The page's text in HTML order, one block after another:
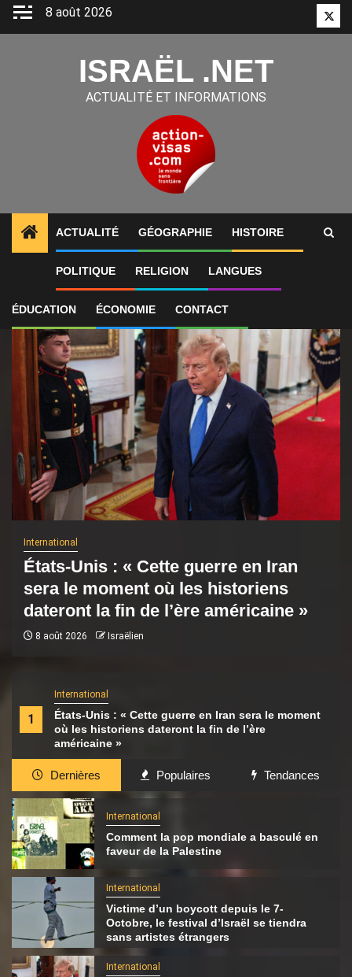
Aller
8 août 2026
ISRAËL .NET
ACTUALITÉ ET INFORMATIONS
ACTUALITÉ GÉOGRAPHIE HISTOIRE
POLITIQUE RELIGION LANGUES
ÉDUCATION ÉCONOMIE CONTACT
ALERTES INFO 1 États-Unis : « Cette guerre en
1
International
États-Unis : « Cette guerre en Iran sera le moment
où les historiens dateront la fin de l’ère
américaine »
International
États-Unis : « Cette guerre en Iran
sera le moment où les historiens
dateront la fin de l’ère américaine »
8 août 2026 Israëlien
Dernières Populaires Tendances
International
Comment la pop mondiale a basculé en
faveur de la Palestine
International
Victime d’un boycott depuis le 7-
Octobre, le festival d’Israël se tiendra
sans artistes étrangers
International